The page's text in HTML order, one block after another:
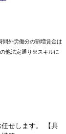
外労働分の割増賃金は
他法定通り※スキルに
任せします。 【具